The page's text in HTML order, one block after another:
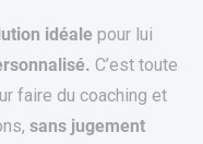
idéale pour lui
C’est toute
faire du coaching et
sans jugement